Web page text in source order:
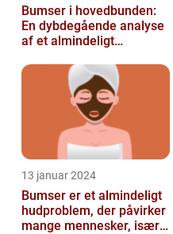
Bumser i hovedbunden:
En dybdegående analyse
af et almindeligt
13 januar 2024
Bumser er et almindeligt
hudproblem, der påvirker
mange mennesker, især i